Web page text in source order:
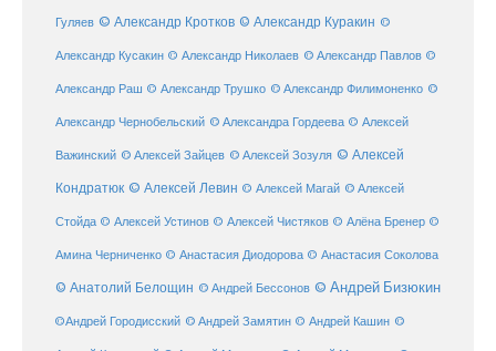
Гуляев © Александр Кротков © Александр Куракин ©
Александр Кусакин © Александр Николаев © Александр Павлов ©
Александр Раш © Александр Трушко © Александр Филимоненко ©
Александр Чернобельский © Александра Гордеева © Алексей
Важинский © Алексей Зайцев © Алексей Зозуля © Алексей
Кондратюк © Алексей Левин © Алексей Магай © Алексей
Стойда © Алексей Устинов © Алексей Чистяков © Алёна Бренер ©
Амина Черниченко © Анастасия Диодорова © Анастасия Соколова
© Анатолий Белощин © Андрей Бессонов © Андрей Бизюкин
©Андрей Городисский © Андрей Замятин © Андрей Кашин ©